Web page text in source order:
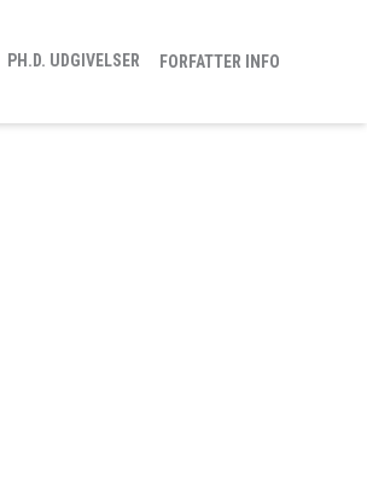
PH.D. UDGIVELSER FORFATTER INFO